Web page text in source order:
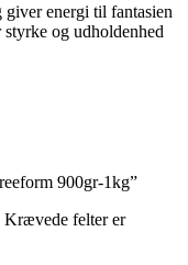
energi til fantasien
og udholdenhed
900gr-1kg”
Krævede felter er